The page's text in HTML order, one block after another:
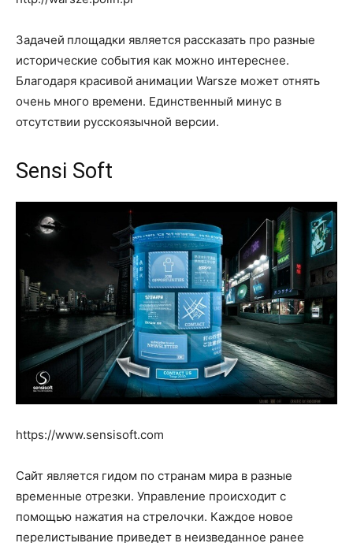
Задачей площадки является рассказать про разные
исторические события как можно интереснее.
Благодаря красивой анимации Warsze может отнять
очень много времени. Единственный минус в
отсутствии русскоязычной версии.
Sensi Soft
https://www.sensisoft.com
Сайт является гидом по странам мира в разные
временные отрезки. Управление происходит с
помощью нажатия на стрелочки. Каждое новое
перелистывание приведет в неизведанное ранее